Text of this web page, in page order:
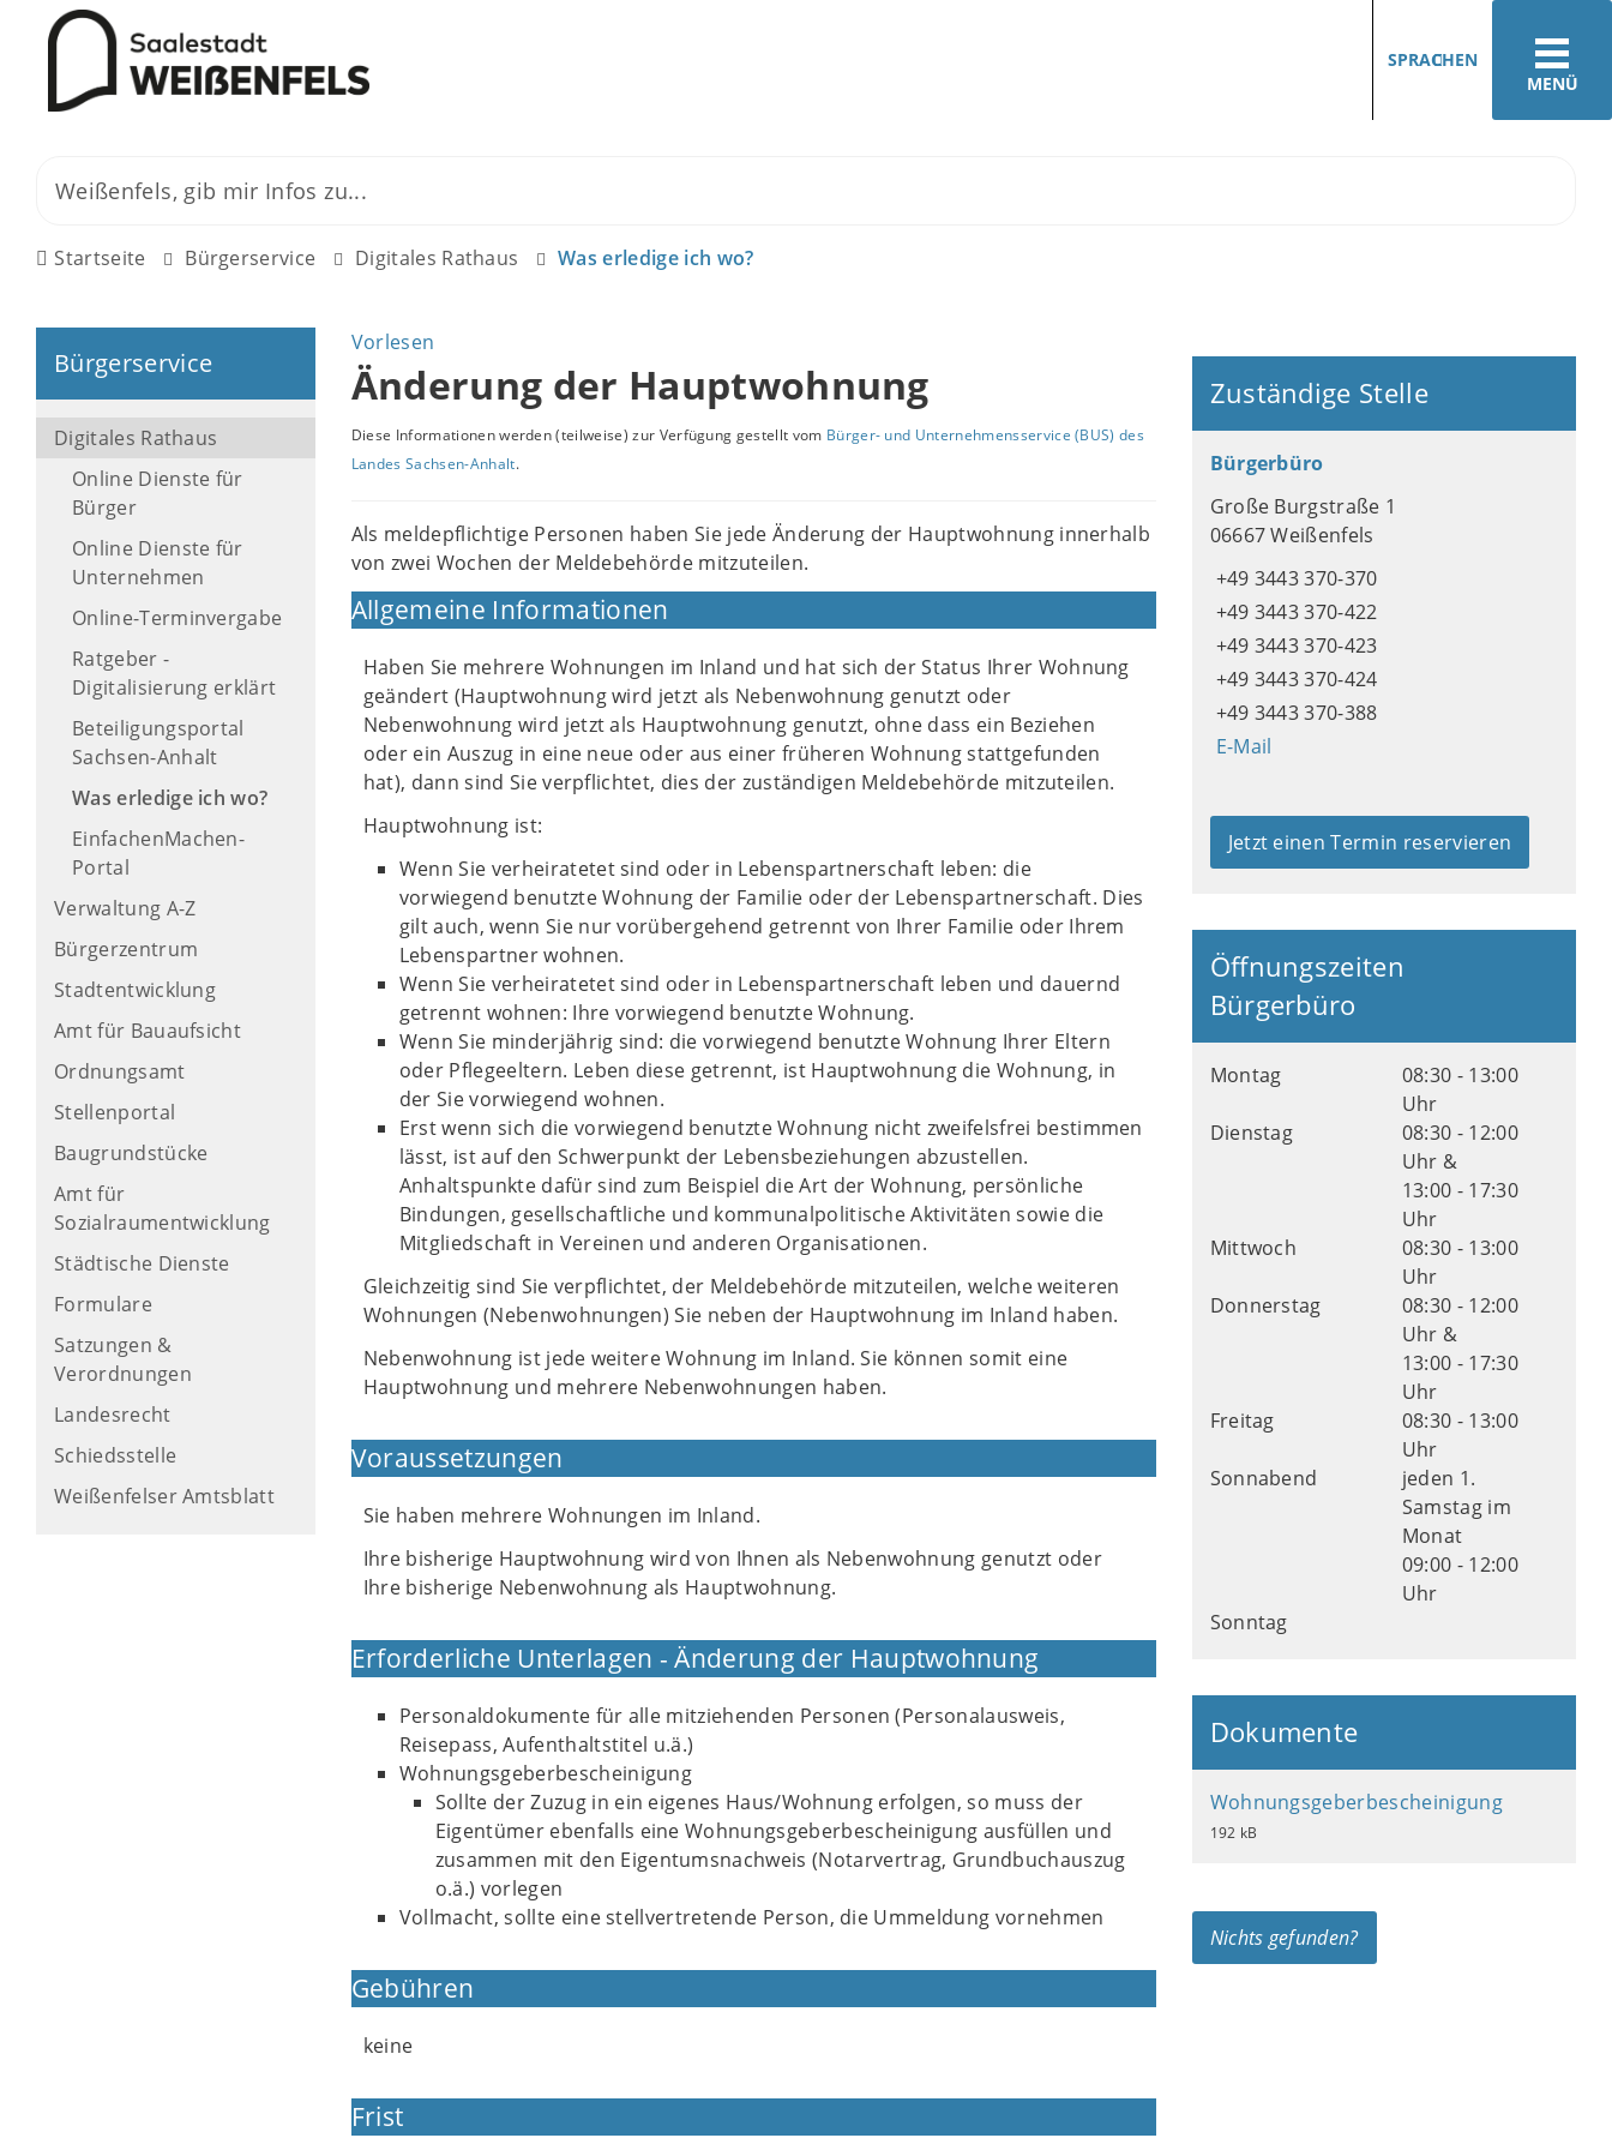
MENÜ
SPRACHEN
Startseite Bürgerservice Digitales Rathaus Was erledige ich wo?
Bürgerservice
Digitales Rathaus
Online Dienste für
Bürger
Online Dienste für
Unternehmen
Online-Terminvergabe
Ratgeber -
Digitalisierung erklärt
Beteiligungsportal
Sachsen-Anhalt
Was erledige ich wo?
EinfachenMachen-
Portal
Verwaltung A-Z
Bürgerzentrum
Stadtentwicklung
Amt für Bauaufsicht
Ordnungsamt
Stellenportal
Baugrundstücke
Amt für
Sozialraumentwicklung
Städtische Dienste
Formulare
Satzungen &
Verordnungen
Landesrecht
Schiedsstelle
Weißenfelser Amtsblatt
Vorlesen
Änderung der Hauptwohnung
Diese Informationen werden (teilweise) zur Verfügung gestellt vom Bürger- und Unternehmensservice (BUS) des
Landes Sachsen-Anhalt.
Als meldepflichtige Personen haben Sie jede Änderung der Hauptwohnung innerhalb
von zwei Wochen der Meldebehörde mitzuteilen.
Allgemeine Informationen
Haben Sie mehrere Wohnungen im Inland und hat sich der Status Ihrer Wohnung
geändert (Hauptwohnung wird jetzt als Nebenwohnung genutzt oder
Nebenwohnung wird jetzt als Hauptwohnung genutzt, ohne dass ein Beziehen
oder ein Auszug in eine neue oder aus einer früheren Wohnung stattgefunden
hat), dann sind Sie verpflichtet, dies der zuständigen Meldebehörde mitzuteilen.
Hauptwohnung ist:
Wenn Sie verheiratetet sind oder in Lebenspartnerschaft leben: die
vorwiegend benutzte Wohnung der Familie oder der Lebenspartnerschaft. Dies
gilt auch, wenn Sie nur vorübergehend getrennt von Ihrer Familie oder Ihrem
Lebenspartner wohnen.
Wenn Sie verheiratetet sind oder in Lebenspartnerschaft leben und dauernd
getrennt wohnen: Ihre vorwiegend benutzte Wohnung.
Wenn Sie minderjährig sind: die vorwiegend benutzte Wohnung Ihrer Eltern
oder Pflegeeltern. Leben diese getrennt, ist Hauptwohnung die Wohnung, in
der Sie vorwiegend wohnen.
Erst wenn sich die vorwiegend benutzte Wohnung nicht zweifelsfrei bestimmen
lässt, ist auf den Schwerpunkt der Lebensbeziehungen abzustellen.
Anhaltspunkte dafür sind zum Beispiel die Art der Wohnung, persönliche
Bindungen, gesellschaftliche und kommunalpolitische Aktivitäten sowie die
Mitgliedschaft in Vereinen und anderen Organisationen.
Gleichzeitig sind Sie verpflichtet, der Meldebehörde mitzuteilen, welche weiteren
Wohnungen (Nebenwohnungen) Sie neben der Hauptwohnung im Inland haben.
Nebenwohnung ist jede weitere Wohnung im Inland. Sie können somit eine
Hauptwohnung und mehrere Nebenwohnungen haben.
Voraussetzungen
Sie haben mehrere Wohnungen im Inland.
Ihre bisherige Hauptwohnung wird von Ihnen als Nebenwohnung genutzt oder
Ihre bisherige Nebenwohnung als Hauptwohnung.
Erforderliche Unterlagen - Änderung der Hauptwohnung
Personaldokumente für alle mitziehenden Personen (Personalausweis,
Reisepass, Aufenthaltstitel u.ä.)
Wohnungsgeberbescheinigung
Sollte der Zuzug in ein eigenes Haus/Wohnung erfolgen, so muss der
Eigentümer ebenfalls eine Wohnungsgeberbescheinigung ausfüllen und
zusammen mit den Eigentumsnachweis (Notarvertrag, Grundbuchauszug
o.ä.) vorlegen
Vollmacht, sollte eine stellvertretende Person, die Ummeldung vornehmen
Gebühren
keine
Frist
Zuständige Stelle
Bürgerbüro
Große Burgstraße 1
06667 Weißenfels
+49 3443 370-370
+49 3443 370-422
+49 3443 370-423
+49 3443 370-424
+49 3443 370-388
E-Mail
Jetzt einen Termin reservieren
Öffnungszeiten
Bürgerbüro
Montag
08:30 - 13:00
Uhr
Dienstag
08:30 - 12:00
Uhr &
13:00 - 17:30
Uhr
Mittwoch
08:30 - 13:00
Uhr
Donnerstag
08:30 - 12:00
Uhr &
13:00 - 17:30
Uhr
Freitag
08:30 - 13:00
Uhr
Sonnabend
jeden 1.
Samstag im
Monat
09:00 - 12:00
Uhr
Sonntag
Dokumente
Wohnungsgeberbescheinigung
192 kB
Nichts gefunden?